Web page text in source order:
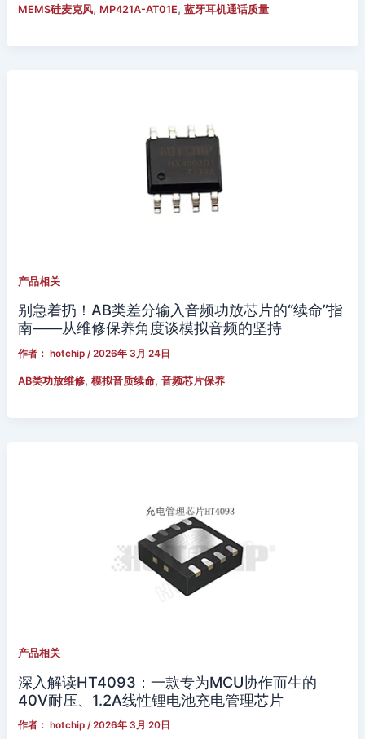
MEMS硅麦克风, MP421A-AT01E,蓝牙耳机通话质量
产品相关
别急着扔！AB类差分输入音频功放芯片的“续命”指
南——从维修保养角度谈模拟音频的坚持
作者： hotchip/2026年 3月 24日
AB类功放维修,模拟音质续命,音频芯片保养
产品相关
深入解读HT4093：一款专为MCU协作而生的
40V耐压、1.2A线性锂电池充电管理芯片
作者： hotchip/2026年 3月 20日